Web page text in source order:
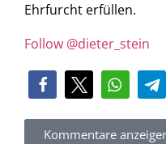
Ehrfurcht erfüllen.
Follow @dieter_stein
Kommentare